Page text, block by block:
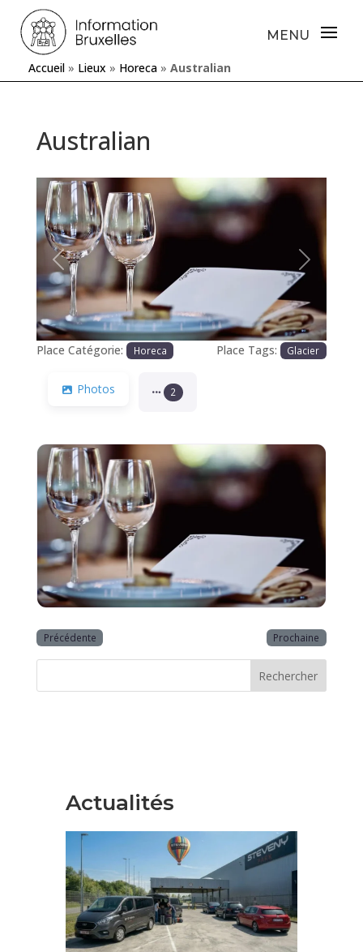
Accueil » Lieux » Horeca » Australian
Australian
Précédente Prochaine
Place Catégorie: Horeca Place Tags: Glacier
Photos 2
Précédente Prochaine
Rechercher
Actualités